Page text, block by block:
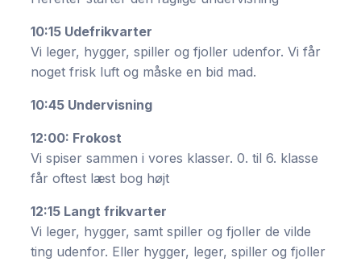
10:15 Udefrikvarter
Vi leger, hygger, spiller og fjoller udenfor. Vi får
noget frisk luft og måske en bid mad.
10:45 Undervisning
12:00: Frokost
Vi spiser sammen i vores klasser. 0. til 6. klasse
får oftest læst bog højt
12:15 Langt frikvarter
Vi leger, hygger, samt spiller og fjoller de vilde
ting udenfor. Eller hygger, leger, spiller og fjoller